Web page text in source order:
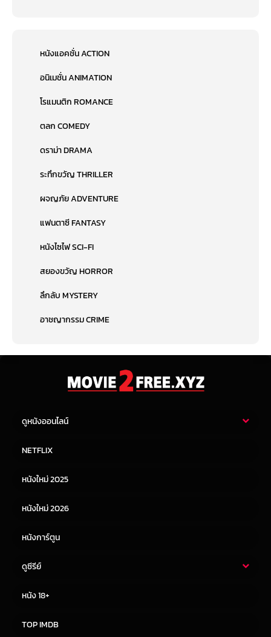
หนังแอคชั่น ACTION
อนิเมชั่น ANIMATION
โรแมนติก ROMANCE
ตลก COMEDY
ดราม่า DRAMA
ระทึกขวัญ THRILLER
ผจญภัย ADVENTURE
แฟนตาซี FANTASY
หนังไซไฟ SCI-FI
สยองขวัญ HORROR
ลึกลับ MYSTERY
อาชญากรรม CRIME
ดูหนังออนไลน์
หนังจีน
NETFLIX
หนังใหม่ 2025
หนังใหม่ 2026
หนังการ์ตูน
ดูซีรีย์
หนัง 18+
TOP IMDB